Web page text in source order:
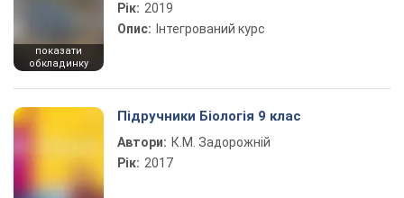
показати
обкладинку
Рік: 2019
Опис: Інтегрований курс
Підручники Біологія 9 клас
Автори: К.М. Задорожній
Рік: 2017